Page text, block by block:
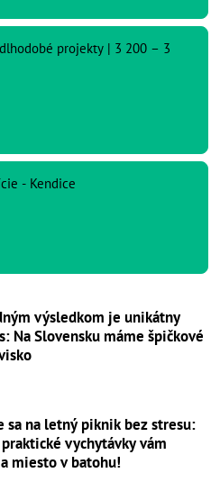
projekty | 3 200 – 3
- Kendice
výsledkom je unikátny
Na Slovensku máme špičkové
sa na letný piknik bez stresu:
vychytávky vám
miesto v batohu!